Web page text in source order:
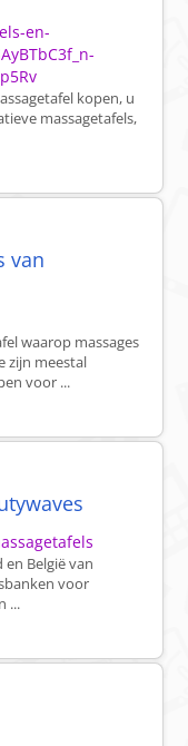
en-
kopen, u
massagetafels,
van
waarop massages
zijn meestal
voor ...
België van
voor
...